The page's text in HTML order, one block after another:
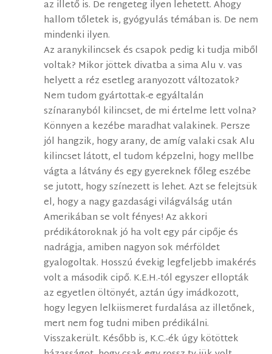
az illető is. De rengeteg ilyen lehetett. Ahogy
hallom tőletek is, gyógyulás témában is. De nem
mindenki ilyen.
Az aranykilincsek és csapok pedig ki tudja miből
voltak? Mikor jöttek divatba a sima Alu v. vas
helyett a réz esetleg aranyozott változatok?
Nem tudom gyártottak-e egyáltalán
színaranyból kilincset, de mi értelme lett volna?
Könnyen a kezébe maradhat valakinek. Persze
jól hangzik, hogy arany, de amíg valaki csak Alu
kilincset látott, el tudom képzelni, hogy mellbe
vágta a látvány és egy gyereknek főleg eszébe
se jutott, hogy színezett is lehet. Azt se felejtsük
el, hogy a nagy gazdasági világválság után
Amerikában se volt fényes! Az akkori
prédikátoroknak jó ha volt egy pár cipője és
nadrágja, amiben nagyon sok mérföldet
gyalogoltak. Hosszú évekig legfeljebb imakérés
volt a második cipő. K.E.H.-tól egyszer ellopták
az egyetlen öltönyét, aztán úgy imádkozott,
hogy legyen lelkiismeret furdalása az illetőnek,
mert nem fog tudni miben prédikálni.
Visszakerült. Később is, K.C.-ék úgy kötöttek